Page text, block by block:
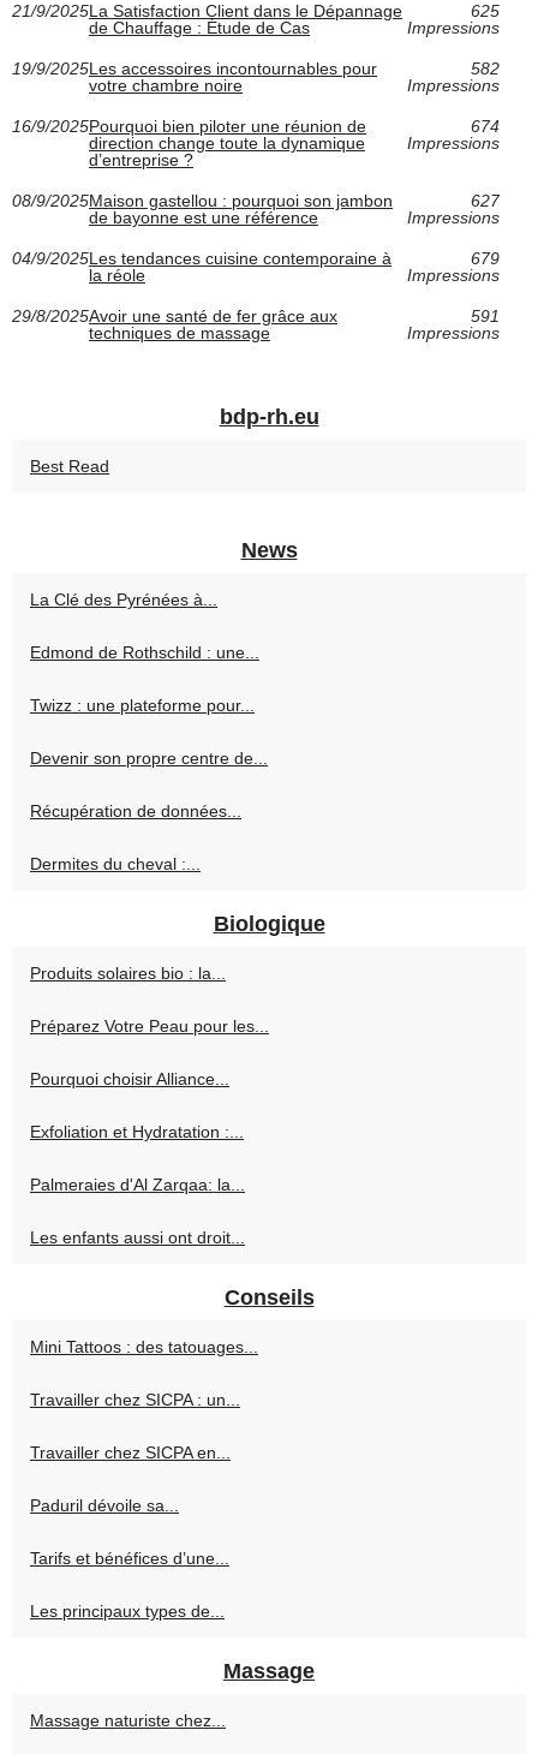
21/9/2025La Satisfaction Client dans le Dépannage
de Chauffage : Étude de Cas
625
Impressions
19/9/2025Les accessoires incontournables pour
votre chambre noire
582
Impressions
16/9/2025Pourquoi bien piloter une réunion de
direction change toute la dynamique
d’entreprise ?
674
Impressions
08/9/2025Maison gastellou : pourquoi son jambon
de bayonne est une référence
627
Impressions
04/9/2025Les tendances cuisine contemporaine à
la réole
679
Impressions
29/8/2025Avoir une santé de fer grâce aux
techniques de massage
591
Impressions
bdp-rh.eu
Best Read
News
La Clé des Pyrénées à...
Edmond de Rothschild : une...
Twizz : une plateforme pour...
Devenir son propre centre de...
Récupération de données...
Dermites du cheval :...
Biologique
Produits solaires bio : la...
Préparez Votre Peau pour les...
Pourquoi choisir Alliance...
Exfoliation et Hydratation :...
Palmeraies d'Al Zarqaa: la...
Les enfants aussi ont droit...
Conseils
Mini Tattoos : des tatouages...
Travailler chez SICPA : un...
Travailler chez SICPA en...
Paduril dévoile sa...
Tarifs et bénéfices d’une...
Les principaux types de...
Massage
Massage naturiste chez...